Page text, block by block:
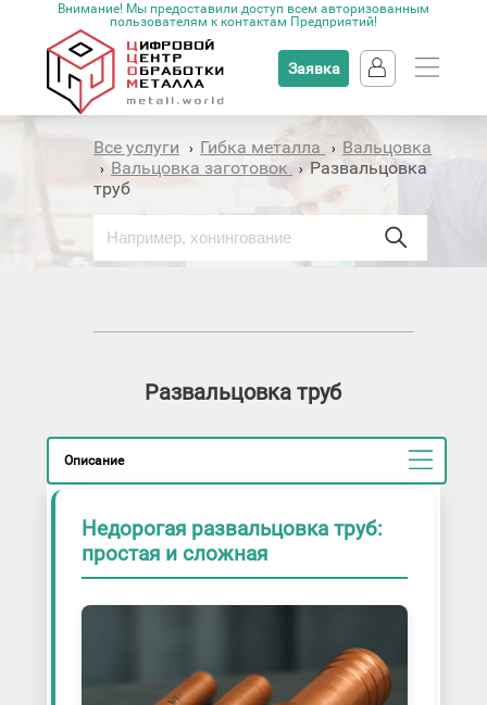
Внимание! Мы предоставили доступ всем авторизованным
пользователям к контактам Предприятий!
Заявка
Все услуги › Гибка металла › Вальцовка
› Вальцовка заготовок › Развальцовка
труб
Развальцовка труб
Описание
Недорогая развальцовка труб:
простая и сложная